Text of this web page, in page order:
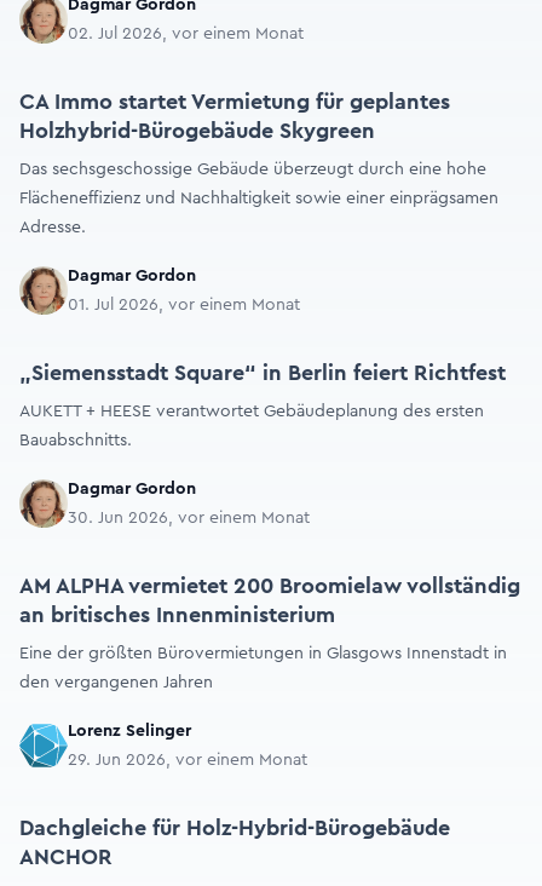
Dagmar Gordon
02. Jul 2026, vor einem Monat
CA Immo startet Vermietung für geplantes
Holzhybrid-Bürogebäude Skygreen
Das sechsgeschossige Gebäude überzeugt durch eine hohe
Flächeneffizienz und Nachhaltigkeit sowie einer einprägsamen
Adresse.
Dagmar Gordon
01. Jul 2026, vor einem Monat
„Siemensstadt Square“ in Berlin feiert Richtfest
AUKETT + HEESE verantwortet Gebäudeplanung des ersten
Bauabschnitts.
Dagmar Gordon
30. Jun 2026, vor einem Monat
AM ALPHA vermietet 200 Broomielaw vollständig
an britisches Innenministerium
Eine der größten Bürovermietungen in Glasgows Innenstadt in
den vergangenen Jahren
Lorenz Selinger
29. Jun 2026, vor einem Monat
Dachgleiche für Holz-Hybrid-Bürogebäude
ANCHOR